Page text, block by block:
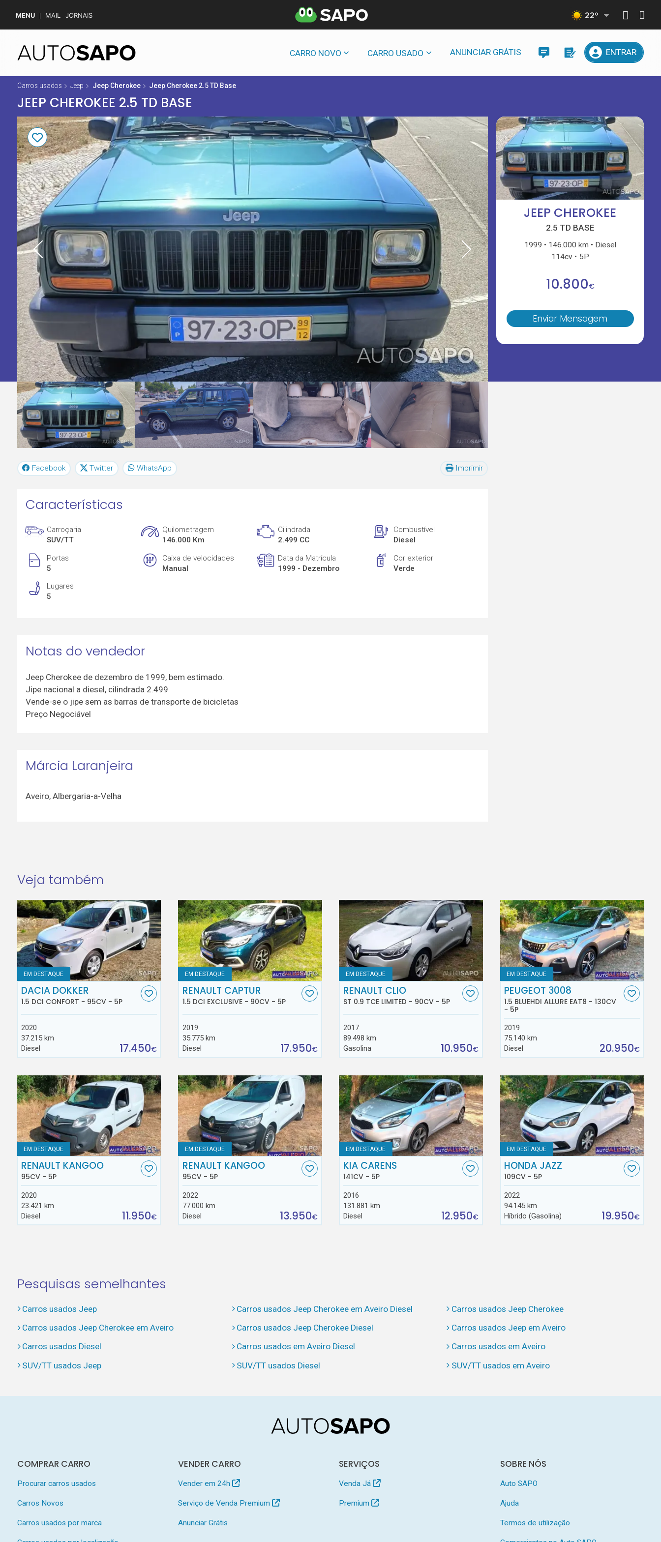
MENU MAIL JORNAIS 22º
CARRO NOVO CARRO USADO ANUNCIAR GRÁTIS ENTRAR
Carros usados Jeep Jeep Cherokee Jeep Cherokee 2.5 TD Base
JEEP CHEROKEE 2.5 TD BASE
JEEP CHEROKEE
2.5 TD BASE
1999 146.000 km
Diesel
114cv
5P
10.800€
Enviar Mensagem
Facebook Twitter WhatsApp Imprimir
Características
Carroçaria
SUV/TT
Quilometragem
146.000 Km
Cilindrada
2.499 CC
Combustível
Diesel
Portas
5
Caixa de velocidades
Manual
Data da Matrícula
1999 - Dezembro
Cor exterior
Verde
Lugares
5
Notas do vendedor
Jeep Cherokee de dezembro de 1999, bem estimado.
Jipe nacional a diesel, cilindrada 2.499
Vende-se o jipe sem as barras de transporte de bicicletas
Preço Negociável
Márcia Laranjeira
Aveiro, Albergaria-a-Velha
Veja também
EM DESTAQUE
DACIA DOKKER
1.5 DCI CONFORT - 95CV - 5P
2020
37.215 km
Diesel
17.450€
EM DESTAQUE
RENAULT CAPTUR
1.5 DCI EXCLUSIVE - 90CV - 5P
2019
35.775 km
Diesel
17.950€
EM DESTAQUE
RENAULT CLIO
ST 0.9 TCE LIMITED - 90CV - 5P
2017
89.498 km
Gasolina
10.950€
EM DESTAQUE
PEUGEOT 3008
1.5 BLUEHDI ALLURE EAT8 - 130CV
- 5P
2019
75.140 km
Diesel
20.950€
EM DESTAQUE
RENAULT KANGOO
95CV - 5P
2020
23.421 km
Diesel
11.950€
EM DESTAQUE
RENAULT KANGOO
95CV - 5P
2022
77.000 km
Diesel
13.950€
EM DESTAQUE
KIA CARENS
141CV - 5P
2016
131.881 km
Diesel
12.950€
EM DESTAQUE
HONDA JAZZ
109CV - 5P
2022
94.145 km
Híbrido (Gasolina)
19.950€
Pesquisas semelhantes
Carros usados Jeep Carros usados Jeep Cherokee em Aveiro Diesel
Carros usados Jeep Cherokee
Carros usados Jeep Cherokee em Aveiro
Carros usados Jeep Cherokee Diesel
Carros usados Jeep em Aveiro
Carros usados Diesel
Carros usados em Aveiro Diesel
Carros usados em Aveiro
SUV/TT usados Jeep
SUV/TT usados Diesel SUV/TT usados em Aveiro
COMPRAR CARRO
Procurar carros usados
Carros Novos
Carros usados por marca
VENDER CARRO
Vender em 24h
Serviço de Venda Premium
Anunciar Grátis
SERVIÇOS
Venda Já
Premium
SOBRE NÓS
Auto SAPO
Ajuda
Termos de utilização